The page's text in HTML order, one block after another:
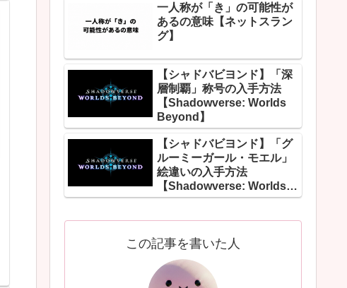
一人称が「き」の可能性が
あるの意味【ネットスラン
グ】
【シャドバビヨンド】「深
層制覇」称号の入手方法
【Shadowverse: Worlds
Beyond】
【シャドバビヨンド】「グ
ルーミーガール・モエル」
絵違いの入手方法
【Shadowverse: Worlds
Beyond】
この記事を書いた人